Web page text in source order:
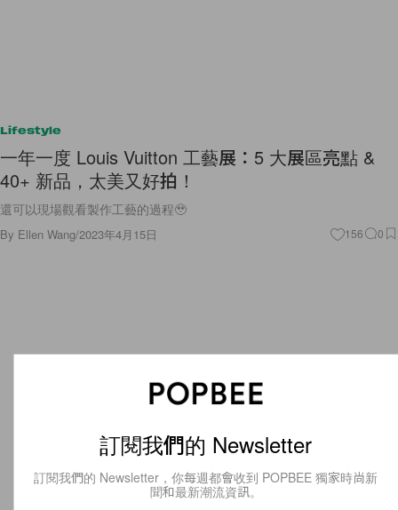
Lifestyle
一年一度 Louis Vuitton 工藝展：5 大展區亮點 &
40+ 新品，太美又好拍！
還可以現場觀看製作工藝的過程🥹
By Ellen Wang/2023年4月15日 156 0
訂閱我們的 Newsletter
訂閱我們的 Newsletter，你每週都會收到 POPBEE 獨家時尚新
聞和最新潮流資訊。